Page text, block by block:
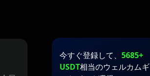
今すぐ登録して、 5685+
USDT相当のウェルカムギ